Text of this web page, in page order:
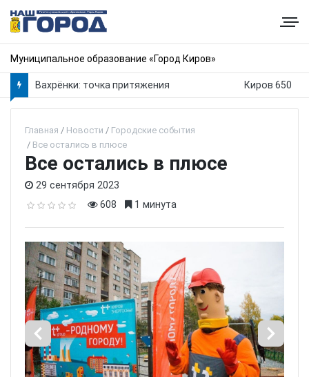
Муниципальное образование «Город Киров»
Вахрёнки: точка притяжения Киров 650
Главная Новости
Городские события
Все остались в плюсе
Все остались в плюсе
29 сентября 2023
608
1 минута